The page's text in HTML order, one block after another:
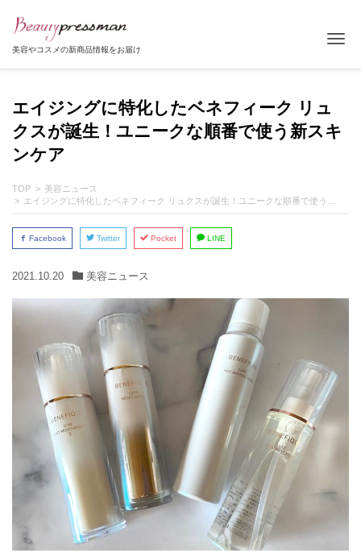
美容やコスメの新商品情報をお届け
エイジングに特化したベネフィーク リュ
クスが誕生！ユニークな順番で使う新スキ
ンケア
TOP
美容ニュース
エイジングに特化したベネフィーク リュクスが誕生！ユニークな順番で使う新スキンケア
Facebook Twitter Pocket LINE
2021.10.20 美容ニュース